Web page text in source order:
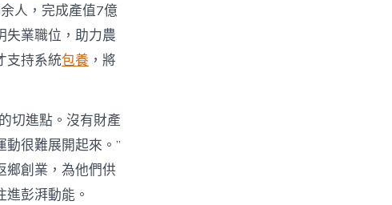
人，完成產值7億
失業職位，助力農
支持系統包養 ，將
切進點。沒有財產
很難展開起來。”
鄉創業，為他們供
彭湃動能。